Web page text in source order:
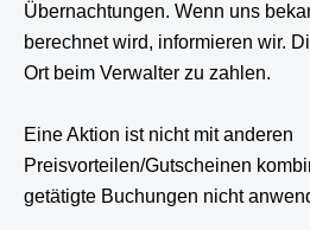
Übernachtungen. Wenn uns
berechnet wird, informieren wir.
Ort beim Verwalter zu zahlen.
Eine Aktion ist nicht mit anderen
Preisvorteilen/Gutscheinen
getätigte Buchungen nicht